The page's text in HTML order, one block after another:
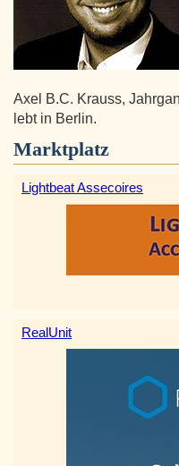
Axel B.C. Krauss,
lebt in Berlin.
Marktplatz
Lightbeat Assecoires
RealUnit